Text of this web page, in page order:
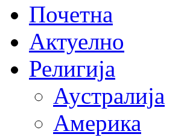
Почетна
Актуелно
Религија
Аустралија
Америка